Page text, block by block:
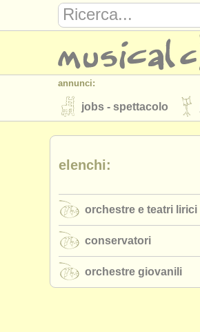
annunci:
jobs - spettacolo
strumenti in vendita
elenchi:
musicalchairs:
editori:
pubblica con noi
elenchi:
orchestre e teatri lirici
conservatori
orchestre giovanili